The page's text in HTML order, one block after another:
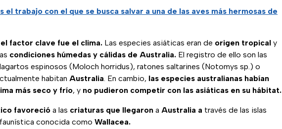
el trabajo con el que se busca salvar a una de las aves más hermosas de
factor clave fue el clima. Las especies asiáticas eran de origen tropical y
condiciones húmedas y cálidas de Australia. El registro de ello son las
espinosos (Moloch horridus), ratones saltarines (Notomys sp.) o
habitan Australia. En cambio, las especies australianas habían
más seco y frío, y no pudieron competir con las asiáticas en su hábitat.
favoreció a las criaturas que llegaron a Australia a través de las islas
conocida como Wallacea.